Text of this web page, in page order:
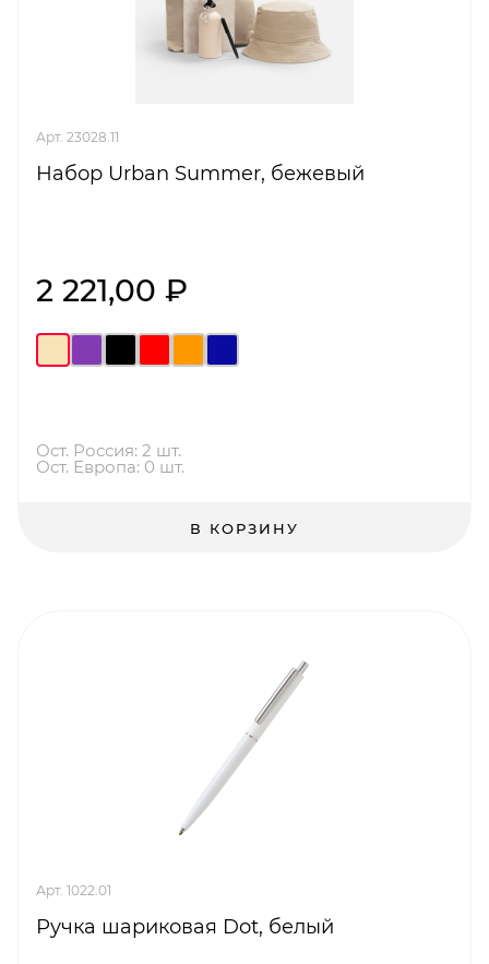
Арт. 23028.11
Набор Urban Summer, бежевый
2 221,00 ₽
Ост. Россия: 2 шт.
Ост. Европа: 0 шт.
В КОРЗИНУ
Арт. 1022.01
Ручка шариковая Dot, белый